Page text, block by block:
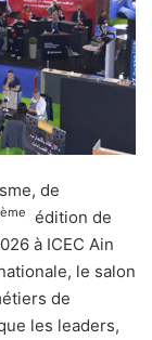
de
ème
édition de
à ICEC Ain
le salon
de
les leaders,